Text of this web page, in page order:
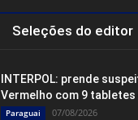
Seleções do editor
INTERPOL: prende
Vermelho com 9 tabletes
Paraguai 07/08/2026